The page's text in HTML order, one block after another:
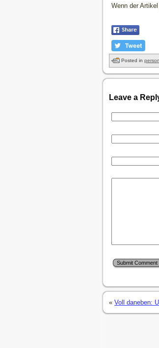
Wenn der
Posted in
Leave a
« Voll daneben: